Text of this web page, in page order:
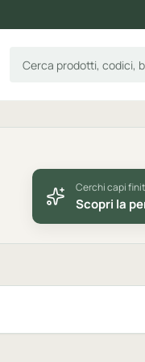
Cerca prodotti
Cerchi capi
Scopri la